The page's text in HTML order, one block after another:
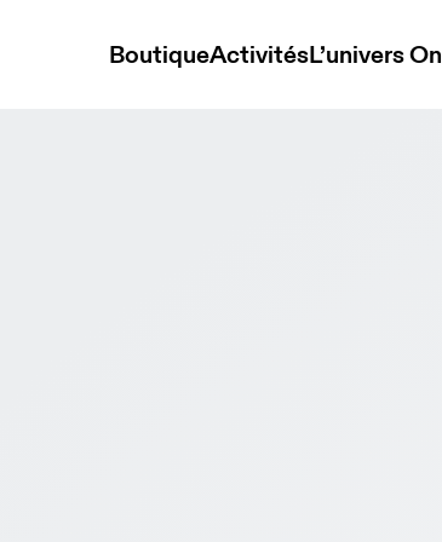
BoutiqueActivitésL’univers On